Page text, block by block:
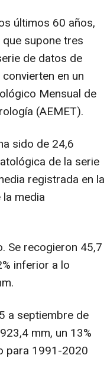
últimos 60 años,
supone tres
de datos de
en un
Mensual de
(AEMET).
sido de 24,6
de la serie
registrada en la
media
Se recogieron 45,7
inferior a lo
a septiembre de
mm, un 13%
para 1991-2020